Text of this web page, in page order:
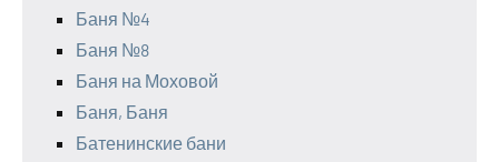
Баня №4
Баня №8
Баня на Моховой
Баня, Баня
Батенинские бани